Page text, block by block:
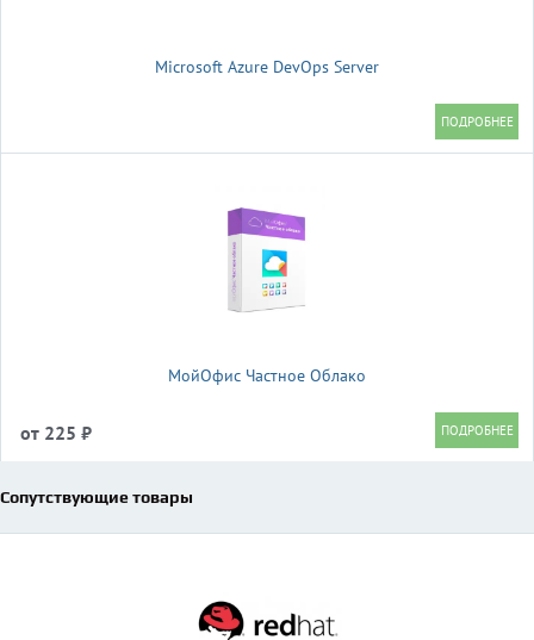
Microsoft Azure DevOps Server
МойОфис Частное Облако
от 225 ₽
Сопутствующие товары